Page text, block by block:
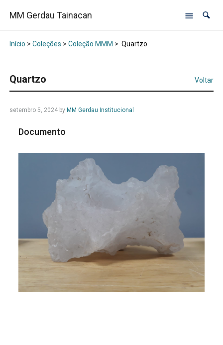
MM Gerdau Tainacan
Início > Coleções > Coleção MMM > Quartzo
Quartzo Voltar
setembro 5, 2024by MM Gerdau Institucional
Documento